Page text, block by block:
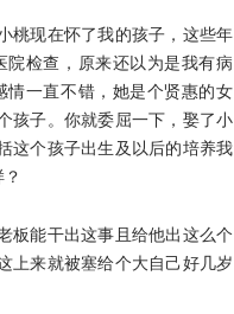
桃现在怀了我的孩子，这些年
检查，原来还以为是我有病
一直不错，她是个贤惠的女
孩子。你就委屈一下，娶了小
这个孩子出生及以后的培养我
板能干出这事且给他出这么个
上来就被塞给个大自己好几岁